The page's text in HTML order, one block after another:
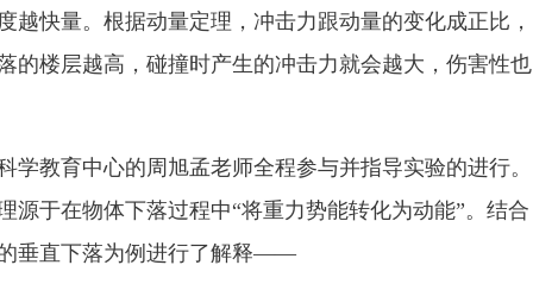
越快量。根据动量定理，冲击力跟动量的变化成正比，
楼层越高，碰撞时产生的冲击力就会越大，伤害性也
教育中心的周旭孟老师全程参与并指导实验的进行。
源于在物体下落过程中“将重力势能转化为动能”。结合
垂直下落为例进行了解释——